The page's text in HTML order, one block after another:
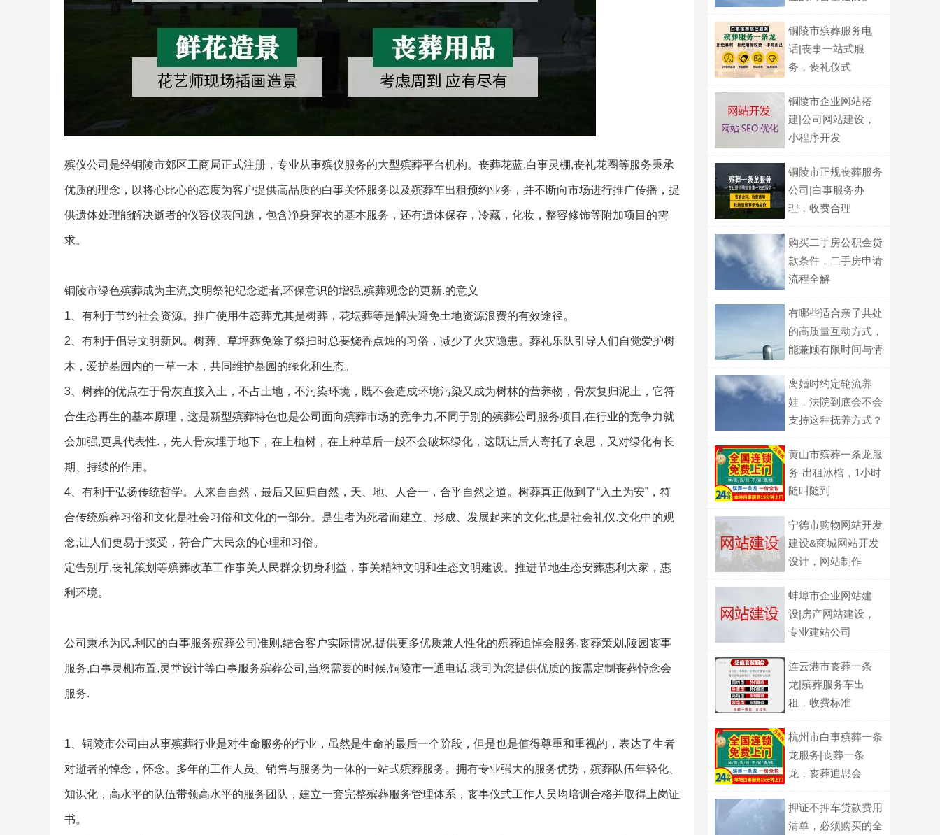
殡仪公司是经铜陵市郊区工商局正式注册，专业从事殡仪服务的大型殡葬平台机构。丧葬花蓝,白事灵棚,丧礼花圈等服务秉承
优质的理念，以将心比心的态度为客户提供高品质的白事关怀服务以及殡葬车出租预约业务，并不断向市场进行推广传播，提
供遗体处理能解决逝者的仪容仪表问题，包含净身穿衣的基本服务，还有遗体保存，冷藏，化妆，整容修饰等附加项目的需
求。
铜陵市绿色殡葬成为主流,文明祭祀纪念逝者,环保意识的增强,殡葬观念的更新.的意义
1、有利于节约社会资源。推广使用生态葬尤其是树葬，花坛葬等是解决避免土地资源浪费的有效途径。
2、有利于倡导文明新风。树葬、草坪葬免除了祭扫时总要烧香点烛的习俗，减少了火灾隐患。葬礼乐队引导人们自觉爱护树
木，爱护墓园内的一草一木，共同维护墓园的绿化和生态。
3、树葬的优点在于骨灰直接入土，不占土地，不污染环境，既不会造成环境污染又成为树林的营养物，骨灰复归泥土，它符
合生态再生的基本原理，这是新型殡葬特色也是公司面向殡葬市场的竞争力,不同于别的殡葬公司服务项目,在行业的竞争力就
会加强,更具代表性.，先人骨灰埋于地下，在上植树，在上种草后一般不会破坏绿化，这既让后人寄托了哀思，又对绿化有长
期、持续的作用。
4、有利于弘扬传统哲学。人来自自然，最后又回归自然，天、地、人合一，合乎自然之道。树葬真正做到了“入土为安”，符
合传统殡葬习俗和文化是社会习俗和文化的一部分。是生者为死者而建立、形成、发展起来的文化,也是社会礼仪.文化中的观
念,让人们更易于接受，符合广大民众的心理和习俗。
定告别厅,丧礼策划等殡葬改革工作事关人民群众切身利益，事关精神文明和生态文明建设。推进节地生态安葬惠利大家，惠
利环境。
公司秉承为民,利民的白事服务殡葬公司准则,结合客户实际情况,提供更多优质兼人性化的殡葬追悼会服务,丧葬策划,陵园丧事
服务,白事灵棚布置,灵堂设计等白事服务殡葬公司,当您需要的时候,铜陵市一通电话,我司为您提供优质的按需定制丧葬悼念会
服务.
1、铜陵市公司由从事殡葬行业是对生命服务的行业，虽然是生命的最后一个阶段，但是也是值得尊重和重视的，表达了生者
对逝者的悼念，怀念。多年的工作人员、销售与服务为一体的一站式殡葬服务。拥有专业强大的服务优势，殡葬队伍年轻化、
知识化，高水平的队伍带领高水平的服务团队，建立一套完整殡葬服务管理体系，丧事仪式工作人员均培训合格并取得上岗证
书。
铜陵市殡葬服务电
话|丧事一站式服
务，丧礼仪式
铜陵市企业网站搭
建|公司网站建设，
小程序开发
铜陵市正规丧葬服务
公司|白事服务办
理，收费合理
购买二手房公积金贷
款条件，二手房申请
流程全解
有哪些适合亲子共处
的高质量互动方式，
能兼顾有限时间与情
离婚时约定轮流养
娃，法院到底会不会
支持这种抚养方式？
黄山市殡葬一条龙服
务-出租冰棺，1小时
随叫随到
宁德市购物网站开发
建设&商城网站开发
设计，网站制作
蚌埠市企业网站建
设|房产网站建设，
专业建站公司
连云港市丧葬一条
龙|殡葬服务车出
租，收费标准
杭州市白事殡葬一条
龙服务|丧葬一条
龙，丧葬追思会
押证不押车贷款费用
清单，必须购买的全